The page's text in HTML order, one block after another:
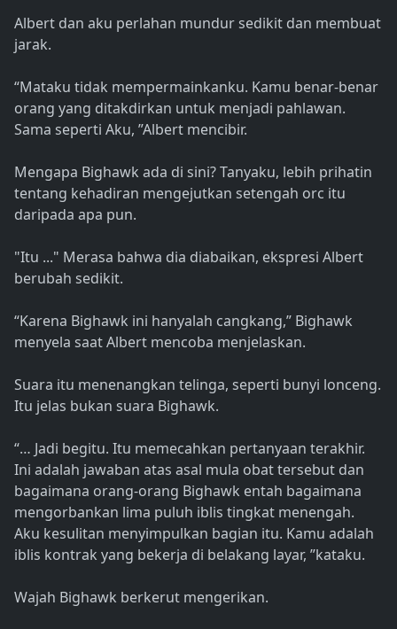
Albert dan aku perlahan mundur sedikit dan membuat
jarak.
“Mataku tidak mempermainkanku. Kamu benar-benar
orang yang ditakdirkan untuk menjadi pahlawan.
Sama seperti Aku, ”Albert mencibir.
Mengapa Bighawk ada di sini? Tanyaku, lebih prihatin
tentang kehadiran mengejutkan setengah orc itu
daripada apa pun.
"Itu ..." Merasa bahwa dia diabaikan, ekspresi Albert
berubah sedikit.
“Karena Bighawk ini hanyalah cangkang,” Bighawk
menyela saat Albert mencoba menjelaskan.
Suara itu menenangkan telinga, seperti bunyi lonceng.
Itu jelas bukan suara Bighawk.
“… Jadi begitu. Itu memecahkan pertanyaan terakhir.
Ini adalah jawaban atas asal mula obat tersebut dan
bagaimana orang-orang Bighawk entah bagaimana
mengorbankan lima puluh iblis tingkat menengah.
Aku kesulitan menyimpulkan bagian itu. Kamu adalah
iblis kontrak yang bekerja di belakang layar, ”kataku.
Wajah Bighawk berkerut mengerikan.